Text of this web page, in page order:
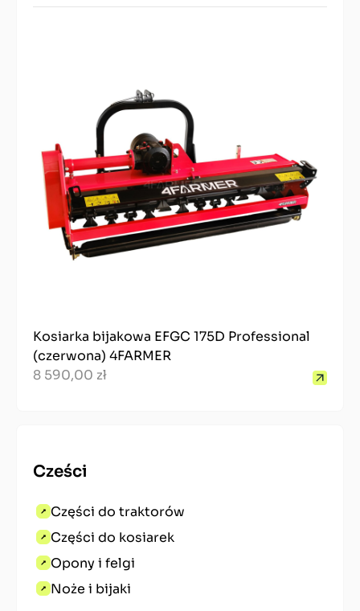
Kosiarka bijakowa EFGC 175D Professional
(czerwona) 4FARMER
8 590,00 zł
Cześci
Części do traktorów
Części do kosiarek
Opony i felgi
Noże i bijaki